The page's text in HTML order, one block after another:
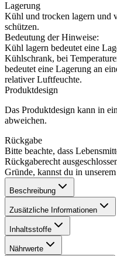
Lagerung
Kühl und trocken lagern und
schützen.
Bedeutung der Hinweise:
Kühl lagern bedeutet eine
Kühlschrank, bei
bedeutet eine Lagerung an
relativer Luftfeuchte.
Produktdesign
Das Produktdesign kann in
abweichen.
Rückgabe
Bitte beachte, dass
Rückgaberecht
Gründe, kannst du in unserem
Beschreibung
Zusätzliche Informationen
Inhaltsstoffe
Nährwerte